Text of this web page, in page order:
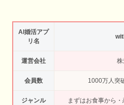
AI婚活アプ
リ名
運営会社
会員数 1000万人突
ジャンル まずはお食事から